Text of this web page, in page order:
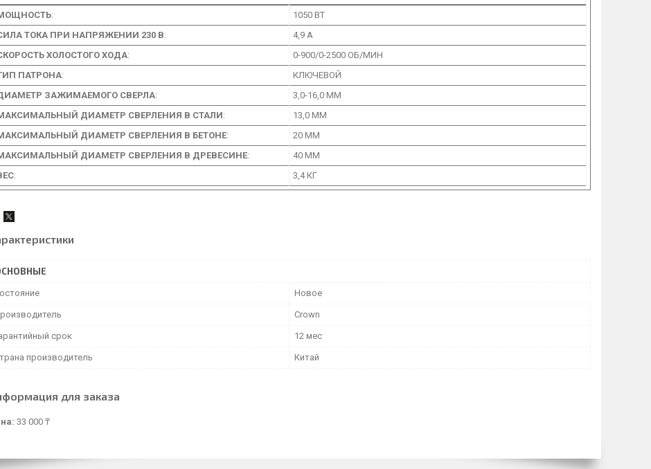
:
1050 ВТ
ТОКА ПРИ НАПРЯЖЕНИИ 230 В:
4,9 А
ХОЛОСТОГО ХОДА:
0-900/0-2500 ОБ/МИН
ПАТРОНА:
КЛЮЧЕВОЙ
ЗАЖИМАЕМОГО СВЕРЛА:
3,0-16,0 ММ
ДИАМЕТР СВЕРЛЕНИЯ В СТАЛИ:
13,0 ММ
ДИАМЕТР СВЕРЛЕНИЯ В БЕТОНЕ:
20 ММ
ДИАМЕТР СВЕРЛЕНИЯ В ДРЕВЕСИНЕ:
40 ММ
: 3,4 КГ
Новое
Crown
срок 12 мес
производитель Китай
для заказа
33 000 ₸